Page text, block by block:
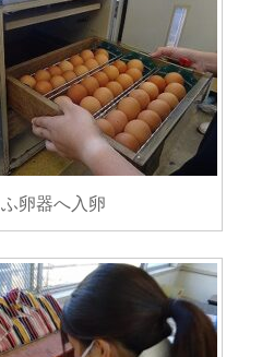
ふ卵器へ入卵